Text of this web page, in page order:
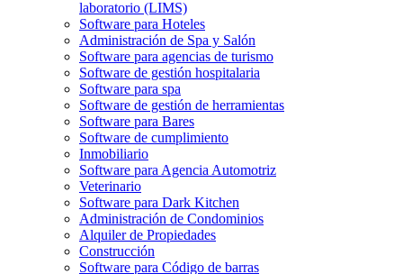
laboratorio (LIMS)
Software para Hoteles
Administración de Spa y Salón
Software para agencias de turismo
Software de gestión hospitalaria
Software para spa
Software de gestión de herramientas
Software para Bares
Software de cumplimiento
Inmobiliario
Software para Agencia Automotriz
Veterinario
Software para Dark Kitchen
Administración de Condominios
Alquiler de Propiedades
Construcción
Software para Código de barras